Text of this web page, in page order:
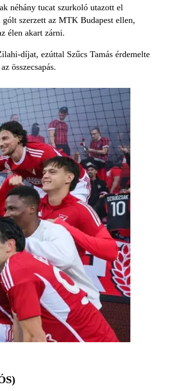
néhány tucat szurkoló utazott el
szerzett az MTK Budapest ellen,
élen akart zárni.
díjat, ezúttal Szűcs Tamás érdemelte
összecsapás.